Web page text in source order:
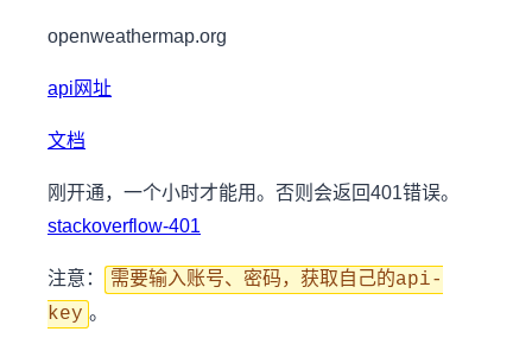
openweathermap.org
api网址
文档
刚开通，一个小时才能用。否则会返回401错误。
stackoverflow-401
注意：
需要输入账号、密码，获取自己的api-
key 。